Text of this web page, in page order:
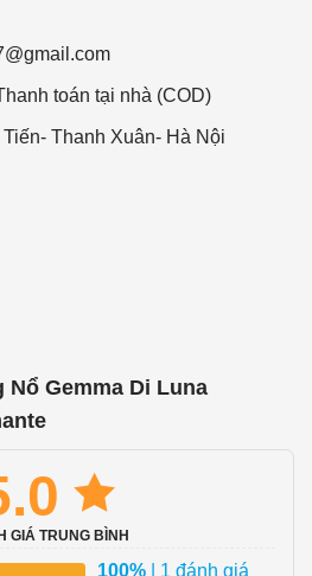
toán tại nhà (COD)
Thanh Xuân- Hà Nội
Nổ Gemma Di Luna
GIÁ TRUNG BÌNH
100% | 1 đánh giá